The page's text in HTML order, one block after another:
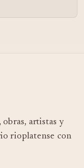
artistas y
rioplatense con